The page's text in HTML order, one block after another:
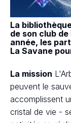
La
de son club
année, les
La Savane
La mission
peuvent le
accomplissent
cristal de vie -